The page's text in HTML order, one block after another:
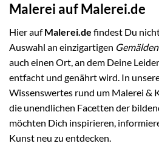
Malerei auf Malerei.de
Hier aufMalerei.de findest Du
Auswahl an einzigartigen
auch einen Ort, an dem Deine
entfacht und genährt wird. In
Wissenswertes rund um Malerei &
die unendlichen Facetten der
möchten Dich inspirieren,
Kunst neu zu entdecken.